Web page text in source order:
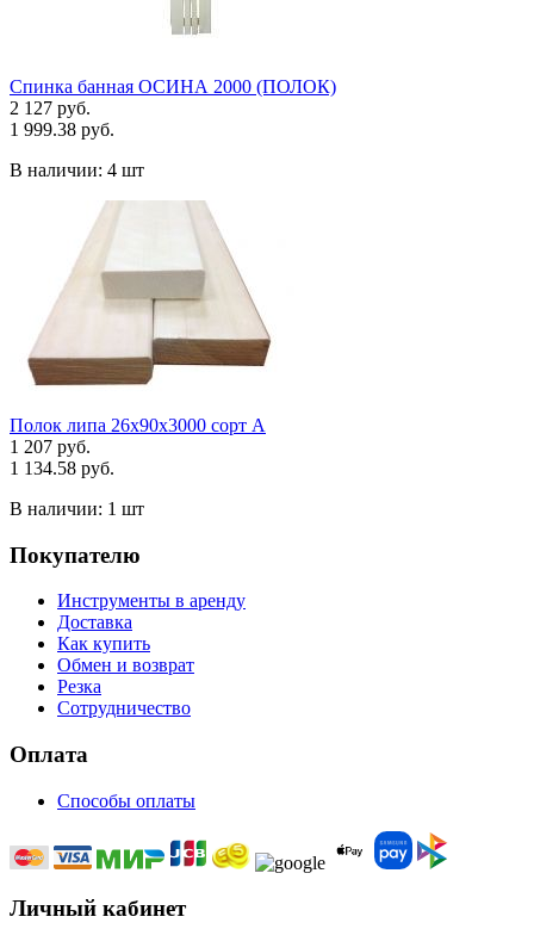
Спинка банная ОСИНА 2000 (ПОЛОК)
2 127 руб.
1 999.38 руб.
В наличии: 4 шт
Полок липа 26х90х3000 сорт А
1 207 руб.
1 134.58 руб.
В наличии: 1 шт
Покупателю
Инструменты в аренду
Доставка
Как купить
Обмен и возврат
Резка
Сотрудничество
Оплата
Способы оплаты
Личный кабинет